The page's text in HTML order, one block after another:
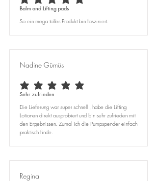
durchschnittliches Rating ist 5 von 5
Balm and Lifting pads
So ein mega tolles Produkt bin fasziniert.
Nadine Gümüs
durchschnittliches Rating ist 5 von 5
Sehr zufrieden
Die Lieferung war super schnell , habe die Lifting
Lotionen direkt ausprobiert und bin sehr zufrieden mit
den Ergebnissen. Zumal ich die Pumpspender einfach
praktisch finde.
Regina